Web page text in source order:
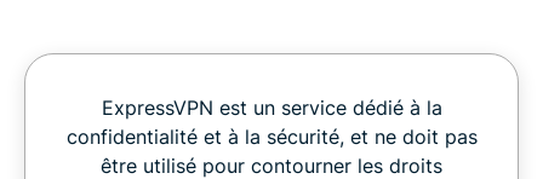
ExpressVPN est un service dédié à la
confidentialité et à la sécurité, et ne doit pas
être utilisé pour contourner les droits